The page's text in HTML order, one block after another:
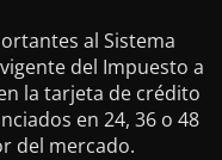
al Sistema
del Impuesto a
la tarjeta de crédito
en 24, 36 o 48
del mercado.